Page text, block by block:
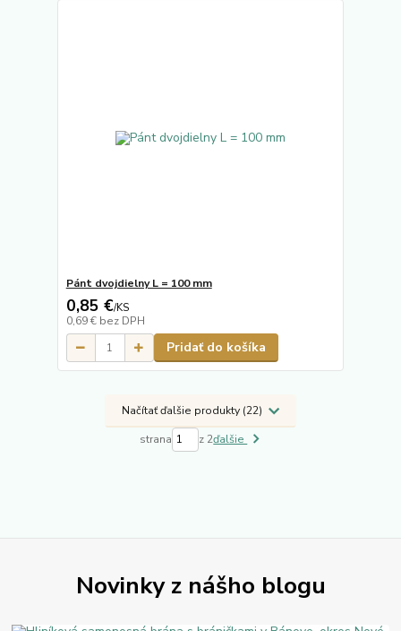
Pánt dvojdielny L = 100 mm
0,85 €/KS
0,69 € bez DPH
Pridať do košíka
Načítať ďalšie produkty (22)
strana z 2ďalšie
Novinky z nášho blogu